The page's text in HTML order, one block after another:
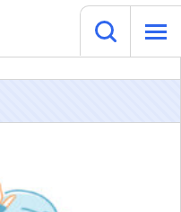
てのひら眼科 Magazine